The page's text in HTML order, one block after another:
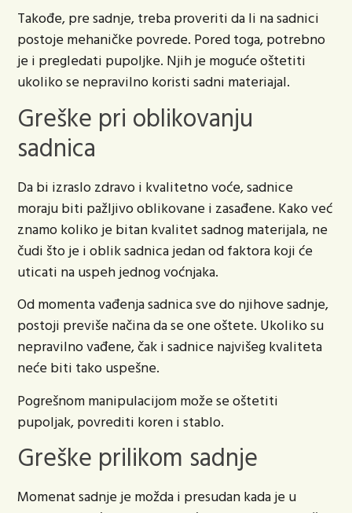
Takođe, pre sadnje, treba proveriti da li na sadnici
postoje mehaničke povrede. Pored toga, potrebno
je i pregledati pupoljke. Njih je moguće oštetiti
ukoliko se nepravilno koristi sadni materiajal.
Greške pri oblikovanju
sadnica
Da bi izraslo zdravo i kvalitetno voće, sadnice
moraju biti pažljivo oblikovane i zasađene. Kako već
znamo koliko je bitan kvalitet sadnog materijala, ne
čudi što je i oblik sadnica jedan od faktora koji će
uticati na uspeh jednog voćnjaka.
Od momenta vađenja sadnica sve do njihove sadnje,
postoji previše načina da se one oštete. Ukoliko su
nepravilno vađene, čak i sadnice najvišeg kvaliteta
neće biti tako uspešne.
Pogrešnom manipulacijom može se oštetiti
pupoljak, povrediti koren i stablo.
Greške prilikom sadnje
Momenat sadnje je možda i presudan kada je u